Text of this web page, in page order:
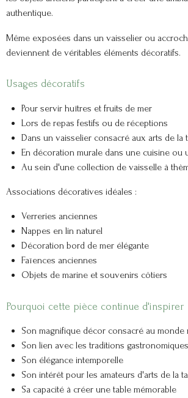
authentique.
Même exposées dans un vaisselier ou
deviennent de véritables éléments décoratifs.
Usages décoratifs
Pour servir huîtres et fruits de mer
Lors de repas festifs ou de réceptions
Dans un vaisselier consacré aux arts de la
En décoration murale dans une cuisine ou
Au sein d'une collection de vaisselle à
Associations décoratives idéales :
Verreries anciennes
Nappes en lin naturel
Décoration bord de mer élégante
Faïences anciennes
Objets de marine et souvenirs côtiers
Pourquoi cette pièce continue d'inspirer
Son magnifique décor consacré au monde
Son lien avec les traditions
Son élégance intemporelle
Son intérêt pour les amateurs d'arts de la
Sa capacité à créer une table mémorable